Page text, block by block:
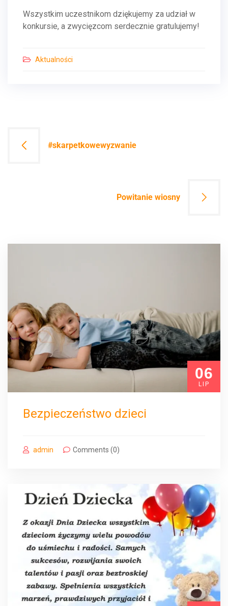
Wszystkim uczestnikom dziękujemy za udział w
konkursie, a zwycięzcom serdecznie gratulujemy!
Aktualności
Nawigacja
#skarpetkowewyzwanie
Powitanie wiosny
06
LIP
Bezpieczeństwo dzieci
admin Comments (0)